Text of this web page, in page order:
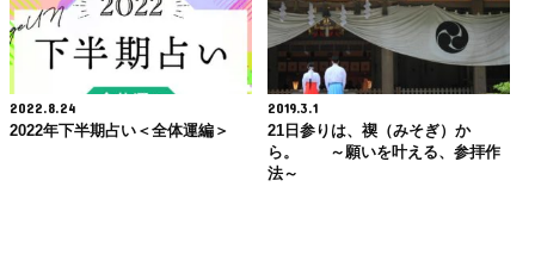
2022.8.24
2022年下半期占い＜全体運編＞
2019.3.1
21日参りは、禊（みそぎ）か
ら。 ～願いを叶える、参拝作
法～